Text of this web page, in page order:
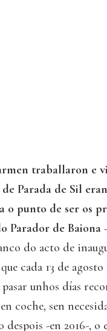
traballaron e
Parada de Sil
o punto de ser os
Parador de Baiona
do acto de
cada 13 de
unhos días
coche, sen
despois -en 2016-, o